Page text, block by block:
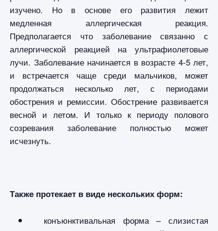
изучено. Но в основе его развития лежит
медленная аллергическая реакция.
Предполагается что заболевание связанно с
аллергической реакцией на ультрафиолетовые
лучи. Заболевание начинается в возрасте 4-5 лет,
и встречается чаще среди мальчиков, может
продолжаться несколько лет, с периодами
обострения и ремиссии. Обострение развивается
весной и летом. И только к периоду полового
созревания заболевание полностью может
исчезнуть.
Также протекает в виде нескольких форм:
конъюнктивальная форма – слизистая